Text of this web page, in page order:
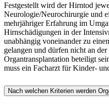
Festgestellt wird der Hirntod
Neurologie/Neurochirurgie und
mehrjähriger Erfahrung im
Hirnschädigungen in der
unabhängig voneinander zu
gelangen und dürfen nicht an
Organtransplantation beteiligt
muss ein Facharzt für Kinder-
Nach welchen Kriterien werden